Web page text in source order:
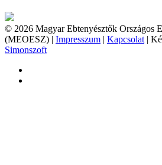
© 2026 Magyar Ebtenyésztők Országos
(MEOESZ) | Impresszum | Kapcsolat |
Simonszoft